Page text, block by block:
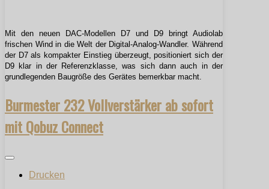
Mit den neuen DAC-Modellen D7 und D9 bringt Audiolab
frischen Wind in die Welt der Digital-Analog-Wandler. Während
der D7 als kompakter Einstieg überzeugt, positioniert sich der
D9 klar in der Referenzklasse, was sich dann auch in der
grundlegenden Baugröße des Gerätes bemerkbar macht.
Burmester 232 Vollverstärker ab sofort
mit Qobuz Connect
Drucken